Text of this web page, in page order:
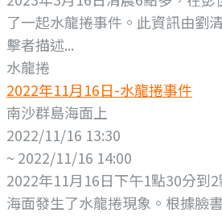
了一起水龍捲事件。此資訊由劉
擊者描述...
水龍捲
2022年11月16日-水龍捲事件
南沙群島海面上
2022/11/16 13:30
~ 2022/11/16 14:00
2022年11月16日下午1點30分到
海面發生了水龍捲現象。根據臉